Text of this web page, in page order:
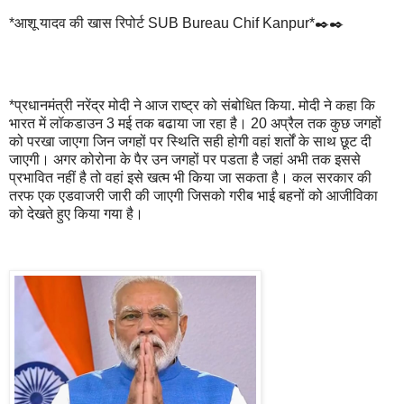
*आशू यादव की खास रिपोर्ट SUB Bureau Chif Kanpur*✒️✒️
*प्रधानमंत्री नरेंद्र मोदी ने आज राष्ट्र को संबोधित किया. मोदी ने कहा कि
भारत में लॉकडाउन 3 मई तक बढाया जा रहा है। 20 अप्रैल तक कुछ जगहों
को परखा जाएगा जिन जगहों पर स्‍थिति सही होगी वहां शर्तों के साथ छूट दी
जाएगी। अगर कोरोना के पैर उन जगहों पर पडता है जहां अभी तक इससे
प्रभावित नहीं है तो वहां इसे खत्‍म भी किया जा सकता है। कल सरकार की
तरफ एक एडवाजरी जारी की जाएगी जिसको गरीब भाई बहनों को आजीविका
को देखते हुए किया गया है।